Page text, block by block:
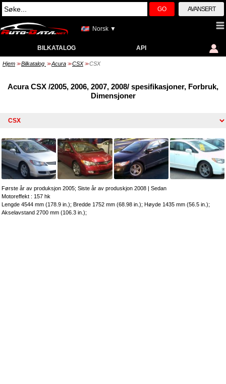
GO AVANSERT
Norsk ▼
BILKATALOG API
Hjem >> Bilkatalog >> Acura >> CSX >> CSX
Acura CSX /2005, 2006, 2007, 2008/ spesifikasjoner, Forbruk,
Dimensjoner
Første år av produksjon 2005; Siste år av produskjon 2008 | Sedan
Motoreffekt : 157 hk
Lengde 4544 mm (178.9 in.); Bredde 1752 mm (68.98 in.); Høyde 1435 mm (56.5 in.);
Akselavstand 2700 mm (106.3 in.);